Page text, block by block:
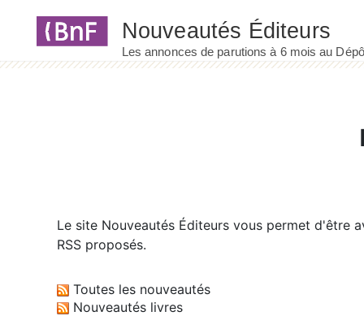
Le site Nouveautés Éditeurs vous permet d'être
RSS proposés.
Toutes les nouveautés
Nouveautés livres